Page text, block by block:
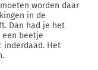
worden daar
in de
Dan had je het
beetje
inderdaad. Het